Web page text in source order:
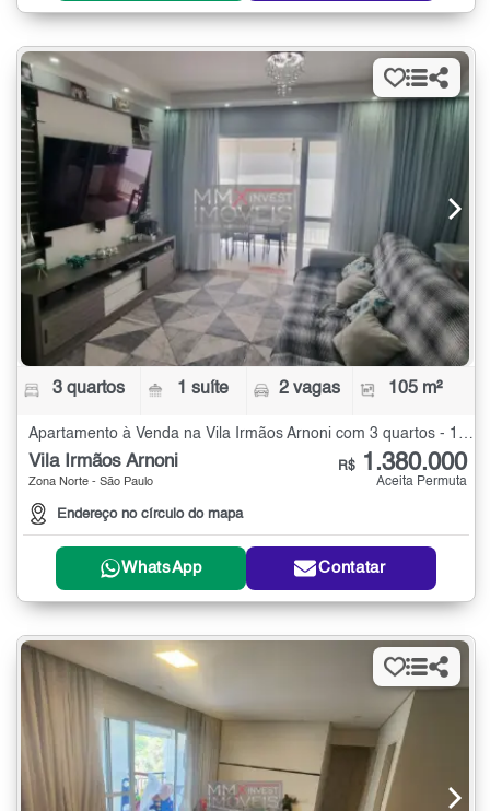
3 quartos 1 suíte 2 vagas 105 m²
Vila Irmãos Arnoni
Zona Norte - São Paulo
Endereço no círculo do mapa
R$ 1.380.000
Aceita Permuta
WhatsApp Contatar